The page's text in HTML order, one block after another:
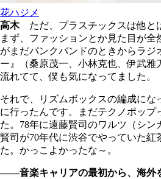
花ハジメ
高木ただ、プラスチックスは他と
まず、ファッションとか見た目が全
がまだパンクバンドのときからラジ
ー』（桑原茂一、小林克也、伊武雅
流れてて、僕も気になってました。
それで、リズムボックスの編成にな
に行ったんです。まだテクノポップ
た。78年に遠藤賢司のワルツ（シ
賢司が70年代に渋谷でやっていた紅
た。かっこよかったな～。
――音楽キャリアの最初から、海外